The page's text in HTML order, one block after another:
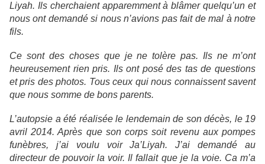
Liyah. Ils cherchaient apparemment à blâmer quelqu’un et
nous ont demandé si nous n’avions pas fait de mal à notre
fils.
Ce sont des choses que je ne tolère pas. Ils ne m’ont
heureusement rien pris. Ils ont posé des tas de questions
et pris des photos. Tous ceux qui nous connaissent savent
que nous somme de bons parents.
L’autopsie a été réalisée le lendemain de son décès, le 19
avril 2014. Après que son corps soit revenu aux pompes
funèbres, j’ai voulu voir Ja’Liyah. J’ai demandé au
directeur de pouvoir la voir. Il fallait que je la voie. Ca m’a